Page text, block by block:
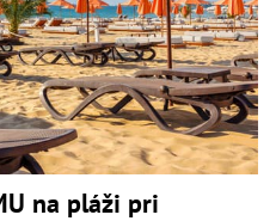
na pláži pri